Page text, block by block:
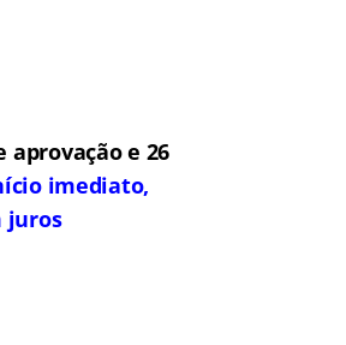
aprovação e 26
imediato,
juros